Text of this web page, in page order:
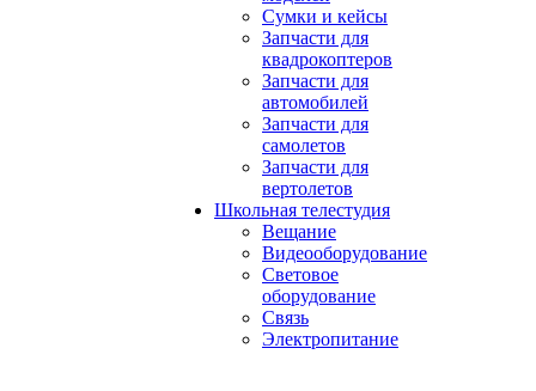
Сумки и кейсы
Запчасти для
квадрокоптеров
Запчасти для
автомобилей
Запчасти для
самолетов
Запчасти для
вертолетов
Школьная телестудия
Вещание
Видеооборудование
Световое
оборудование
Связь
Электропитание